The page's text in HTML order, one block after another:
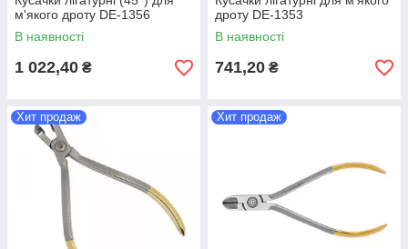
м'якого дроту DE-1356
В наявності
1 022,40 ₴
дроту DE-1353
В наявності
741,20 ₴
Хит продаж Хит продаж